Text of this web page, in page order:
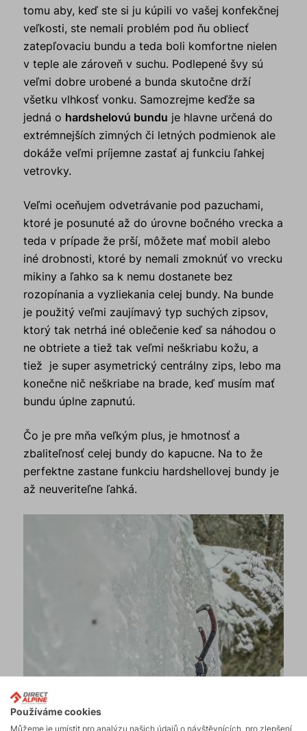
tomu aby, keď ste si ju kúpili vo vašej konfekčnej
veľkosti, ste nemali problém pod ňu obliecť
zatepľovaciu bundu a teda boli komfortne nielen
v teple ale zároveň v suchu. Podlepené švy sú
veľmi dobre urobené a bunda skutočne drží
všetku vlhkosť vonku. Samozrejme keďže sa
jedná o hardshelovú bundu je hlavne určená do
extrémnejších zimných či letných podmienok ale
dokáže veľmi príjemne zastať aj funkciu ľahkej
vetrovky.
Veľmi oceňujem odvetrávanie pod pazuchami,
ktoré je posunuté až do úrovne bočného vrecka a
teda v prípade že prší, môžete mať mobil alebo
iné drobnosti, ktoré by nemali zmoknúť vo vrecku
mikiny a ľahko sa k nemu dostanete bez
rozopínania a vyzliekania celej bundy. Na bunde
je použitý veľmi zaujímavý typ suchých zipsov,
ktorý tak netrhá iné oblečenie keď sa náhodou o
ne obtriete a tiež tak veľmi neškriabu kožu, a
tiež je super asymetrický centrálny zips, lebo ma
konečne nič neškriabe na brade, keď musím mať
bundu úplne zapnutú.
Čo je pre mňa veľkým plus, je hmotnosť a
zbaliteľnosť celej bundy do kapucne. Na to že
perfektne zastane funkciu hardshellovej bundy je
až neuveriteľne ľahká.
Používáme cookies
Můžeme je umístit pro analýzu našich údajů o návštěvnících, pro zlepšení